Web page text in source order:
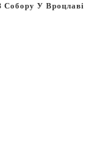
Собору У Вроцлаві